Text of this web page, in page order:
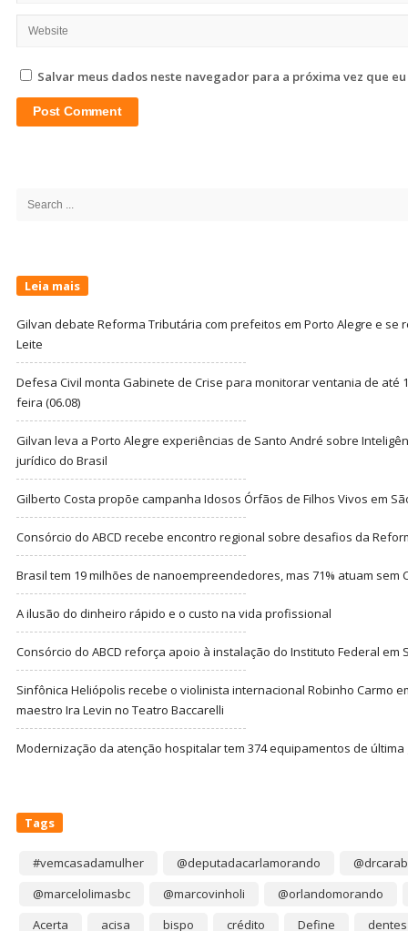
Salvar meus dados neste navegador para a próxima vez que
Search
Leia mais
Gilvan debate Reforma Tributária com prefeitos em Porto Alegre e se
Leite
Defesa Civil monta Gabinete de Crise para monitorar ventania de até
feira (06.08)
Gilvan leva a Porto Alegre experiências de Santo André sobre
jurídico do Brasil
Gilberto Costa propõe campanha Idosos Órfãos de Filhos Vivos em
Consórcio do ABCD recebe encontro regional sobre desafios da
Brasil tem 19 milhões de nanoempreendedores, mas 71% atuam sem
A ilusão do dinheiro rápido e o custo na vida profissional
Consórcio do ABCD reforça apoio à instalação do Instituto Federal em
Sinfônica Heliópolis recebe o violinista internacional Robinho Carmo
maestro Ira Levin no Teatro Baccarelli
Modernização da atenção hospitalar tem 374 equipamentos de última
Tags
#vemcasadamulher @deputadacarlamorando
@marcelolimasbc
@marcovinholi
@orlandomorando
Acerta
acisa bispo crédito Define dentes